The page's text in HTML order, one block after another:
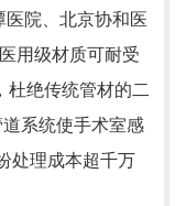
医院、北京协和医
用级材质可耐受
杜绝传统管材的二
系统使手术室感
处理成本超千万